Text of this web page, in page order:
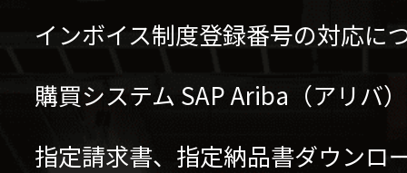
インボイス制度登録番号の対応に
購買システム SAP Ariba（アリバ
指定請求書、指定納品書ダウンロ